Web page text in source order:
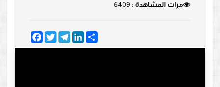
مرات المشاهدة : 6409
FacebookTwitter
TelegramLinkedInShare